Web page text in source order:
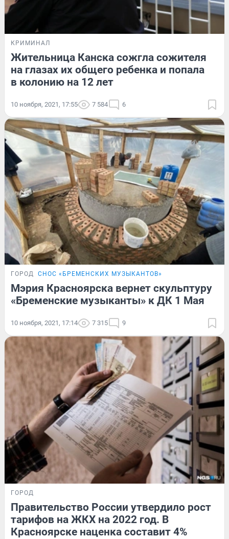
КРИМИНАЛ
Жительница Канска сожгла сожителя
на глазах их общего ребенка и попала
в колонию на 12 лет
10 ноября, 2021, 17:55 7 584 6
ГОРОД СНОС «БРЕМЕНСКИХ МУЗЫКАНТОВ»
Мэрия Красноярска вернет скульптуру
«Бременские музыканты» к ДК 1 Мая
10 ноября, 2021, 17:14 7 315 9
ГОРОД
Правительство России утвердило рост
тарифов на ЖКХ на 2022 год. В
Красноярске наценка составит 4%